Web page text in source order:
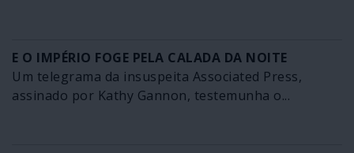
E O IMPÉRIO FOGE PELA CALADA DA NOITE
Um telegrama da insuspeita Associated Press,
assinado por Kathy Gannon, testemunha o...